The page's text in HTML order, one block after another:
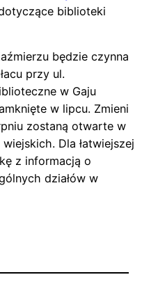
biblioteki
będzie czynna
przy ul.
w Gaju
w lipcu. Zmieni
zostaną otwarte w
Dla łatwiejszej
z informacją o
działów w